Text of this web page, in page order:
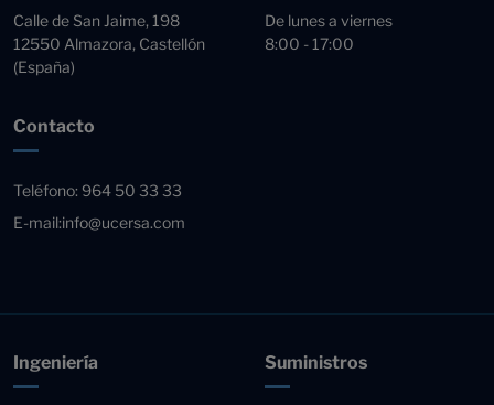
Calle de San Jaime, 198
12550 Almazora, Castellón
(España)
De lunes a viernes
8:00 - 17:00
Contacto
Teléfono: 964 50 33 33
E-mail:info@ucersa.com
Ingeniería Suministros